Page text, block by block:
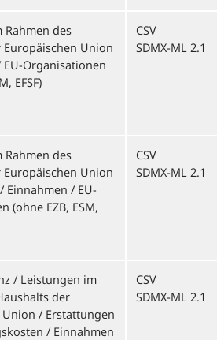
Rahmen des
Europäischen Union
Organisationen
EFSF)
CSV
SDMX-ML 2.1
Rahmen des
Europäischen Union
/ EU-
(ohne EZB, ESM,
CSV
SDMX-ML 2.1
/ Leistungen im
der
/ Erstattungen
/ Einnahmen
CSV
SDMX-ML 2.1